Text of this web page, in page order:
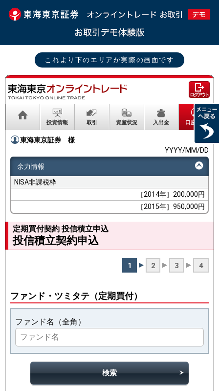
これより下のエリアが実際の画面です
ログアウト
投資情報 取引 資産状況 入出金 口座情報
東海東京証券
様
YYYY/MM/DD
余力情報
NISA非課税枠
［2014年］200,000円
［2015年］950,000円
定期買付契約 投信積立申込
投信積立契約申込
1 2 3 4
ファンド・ツミタテ（定期買付）
ファンド名（全角）
検索